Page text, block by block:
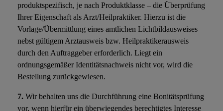
produktspezifisch, je nach Produktklasse – die Überprüfung
Ihrer Eigenschaft als Arzt/Heilpraktiker. Hierzu ist die
Vorlage/Übermittlung eines amtlichen Lichtbildausweises
nebst gültigem Arztausweis bzw. Heilpraktikerausweis
durch den Auftraggeber erforderlich. Liegt ein
ordnungsgemäßer Identitätsnachweis nicht vor, wird die
Bestellung zurückgewiesen.
7. Wir behalten uns die Durchführung eine Bonitätsprüfung
vor, wenn hierfür ein überwiegendes berechtigtes Interesse